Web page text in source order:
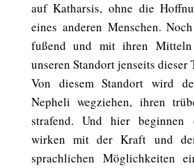
auf Katharsis, ohne die
eines anderen Menschen.
fußend und mit ihren
unseren Standort jenseits dieser
Von diesem Standort wird
Nepheli wegziehen, ihren
strafend. Und hier beginnen
wirken mit der Kraft und
sprachlichen Möglichkeiten